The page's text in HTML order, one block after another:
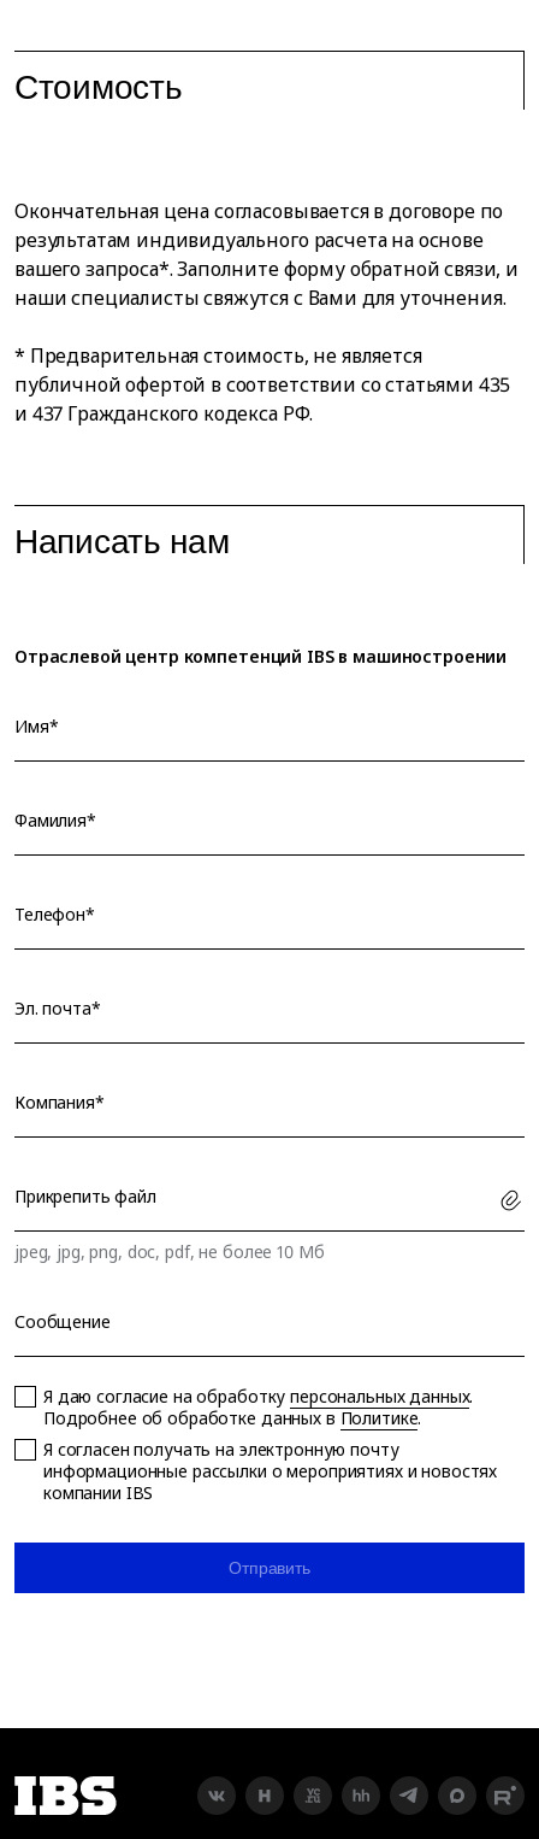
Стоимость
Окончательная цена согласовывается в договоре по
результатам индивидуального расчета на основе
вашего запроса*. Заполните форму обратной связи, и
наши специалисты свяжутся с Вами для уточнения.
* Предварительная стоимость, не является
публичной офертой в соответствии со статьями 435
и 437 Гражданского кодекса РФ.
Написать нам
Отраслевой центр компетенций IBS в машиностроении
Имя*
Фамилия*
Телефон*
Эл. почта*
Компания*
Прикрепить файл
jpeg, jpg, png, doc, pdf, не более 10 Мб
Сообщение
Я даю согласие на обработкуперсональных данных.
Подробнее об обработке данных в Политике.
Я согласен получать на электронную почту
информационные рассылки о мероприятиях и новостях
компании IBS
Отправить